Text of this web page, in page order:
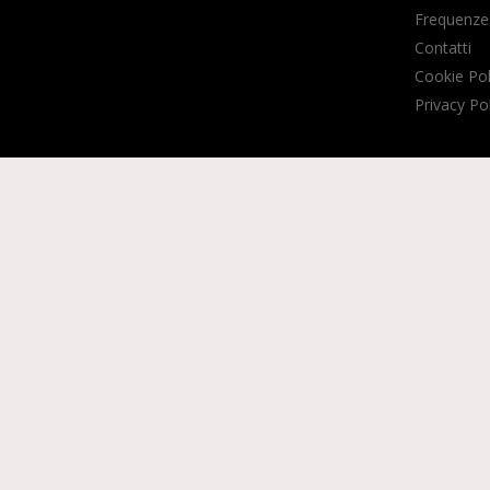
Frequenze
Contatti
Cookie
Privacy